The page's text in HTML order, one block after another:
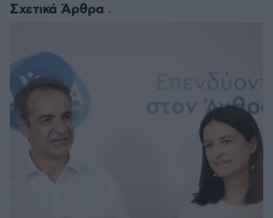
Σχετικά Άρθρα